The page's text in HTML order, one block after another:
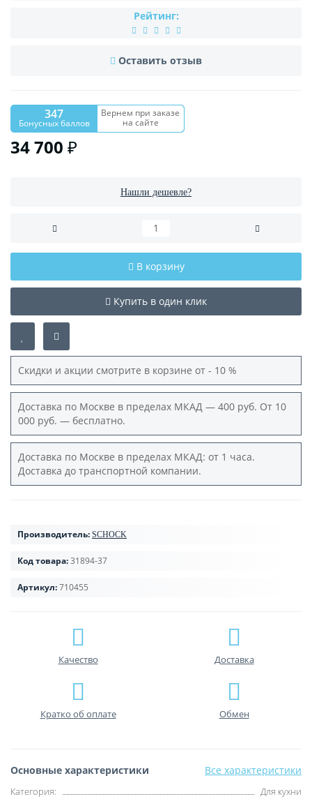
Рейтинг:
Оставить отзыв
347
Бонусных баллов
Вернем при заказе
на сайте
34 700 ₽
Нашли дешевле?
В корзину
Купить в один клик
Скидки и акции смотрите в корзине от - 10 %
Доставка по Москве в пределах МКАД — 400 руб. От 10
000 руб. — бесплатно.
Доставка по Москве в пределах МКАД: от 1 часа.
Доставка до транспортной компании.
Производитель: SCHOCK
Код товара:31894-37
Артикул:710455
Качество Доставка
Кратко об оплате Обмен
Основные характеристики Все характеристики
Категория:
Для кухни